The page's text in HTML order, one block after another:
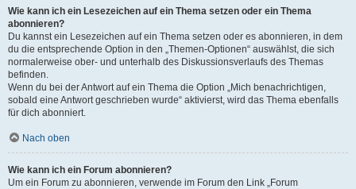
Wie kann ich ein Lesezeichen auf ein Thema setzen oder ein Thema
abonnieren?
Du kannst ein Lesezeichen auf ein Thema setzen oder es abonnieren, in dem
du die entsprechende Option in den „Themen-Optionen“ auswählst, die sich
normalerweise ober- und unterhalb des Diskussionsverlaufs des Themas
befinden.
Wenn du bei der Antwort auf ein Thema die Option „Mich benachrichtigen,
sobald eine Antwort geschrieben wurde“ aktivierst, wird das Thema ebenfalls
für dich abonniert.
Nach oben
Wie kann ich ein Forum abonnieren?
Um ein Forum zu abonnieren, verwende im Forum den Link „Forum